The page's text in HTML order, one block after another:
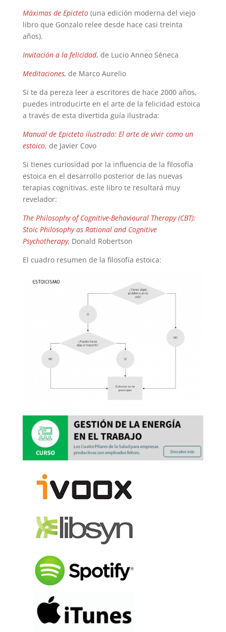
Máximas de Epicteto(una edición moderna del viejo
libro que Gonzalo relee desde hace casi treinta
años).
Invitación a la felicidad, de Lucio Anneo Séneca
Meditaciones, de Marco Aurelio
Si te da pereza leer a escritores de hace 2000 años,
puedes introducirte en el arte de la felicidad estoica
a través de esta divertida guía ilustrada:
Manual de Epicteto ilustrado: El arte de vivir como un
estoico, de Javier Covo
Si tienes curiosidad por la influencia de la filosofía
estoica en el desarrollo posterior de las nuevas
terapias cognitivas, este libro te resultará muy
revelador:
The Philosophy of Cognitive-Behavioural Therapy (CBT):
Stoic Philosophy as Rational and Cognitive
Psychotherapy, Donald Robertson
El cuadro resumen de la filosofía estoica: